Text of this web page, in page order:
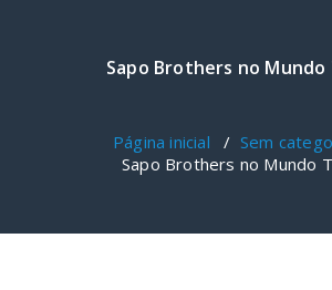
Sapo Brothers no
Página inicial /Sem
Sapo Brothers no Mundo